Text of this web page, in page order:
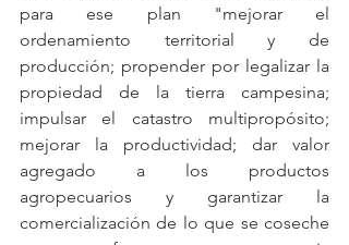
para ese plan "mejorar el
ordenamiento territorial y de
producción; propender por legalizar la
propiedad de la tierra campesina;
impulsar el catastro multipropósito;
mejorar la productividad; dar valor
agregado a los productos
agropecuarios y garantizar la
comercialización de lo que se coseche